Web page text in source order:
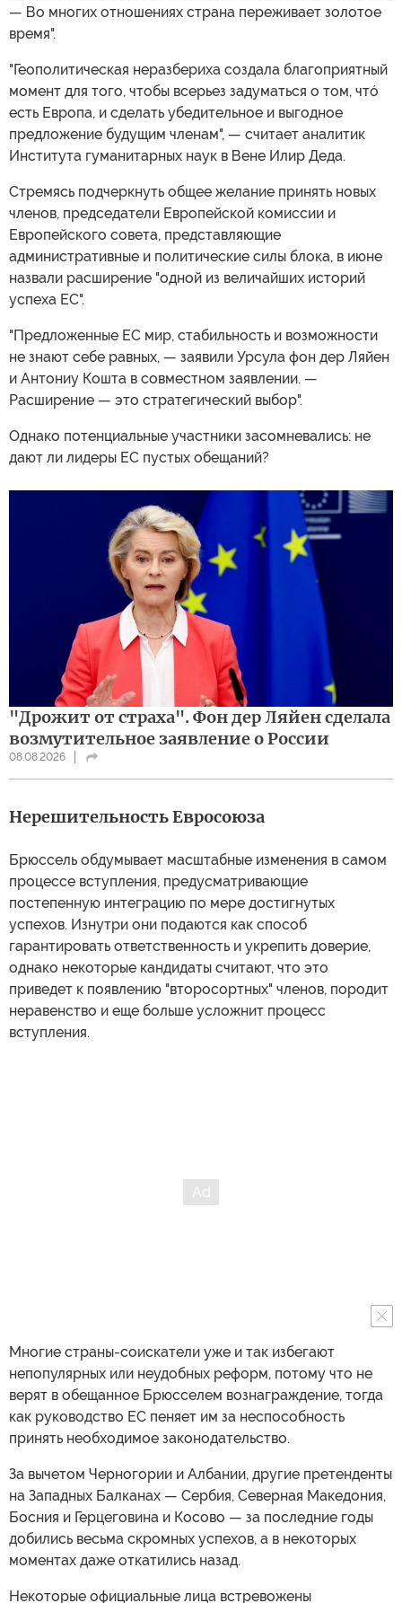
— Во многих отношениях страна переживает золотое
время".
"Геополитическая неразбериха создала благоприятный
момент для того, чтобы всерьез задуматься о том, чтó
есть Европа, и сделать убедительное и выгодное
предложение будущим членам", — считает аналитик
Института гуманитарных наук в Вене Илир Деда.
Стремясь подчеркнуть общее желание принять новых
членов, председатели Европейской комиссии и
Европейского совета, представляющие
административные и политические силы блока, в июне
назвали расширение "одной из величайших историй
успеха ЕС".
"Предложенные ЕС мир, стабильность и возможности
не знают себе равных, — заявили Урсула фон дер Ляйен
и Антониу Кошта в совместном заявлении. —
Расширение — это стратегический выбор".
Однако потенциальные участники засомневались: не
дают ли лидеры ЕС пустых обещаний?
"Дрожит от страха". Фон дер Ляйен сделала
возмутительное заявление о России
08.08.2026
Нерешительность Евросоюза
Брюссель обдумывает масштабные изменения в самом
процессе вступления, предусматривающие
постепенную интеграцию по мере достигнутых
успехов. Изнутри они подаются как способ
гарантировать ответственность и укрепить доверие,
однако некоторые кандидаты считают, что это
приведет к появлению "второсортных" членов, породит
неравенство и еще больше усложнит процесс
вступления.
Многие страны-соискатели уже и так избегают
непопулярных или неудобных реформ, потому что не
верят в обещанное Брюсселем вознаграждение, тогда
как руководство ЕС пеняет им за неспособность
принять необходимое законодательство.
За вычетом Черногории и Албании, другие претенденты
на Западных Балканах — Сербия, Северная Македония,
Босния и Герцеговина и Косово — за последние годы
добились весьма скромных успехов, а в некоторых
моментах даже откатились назад.
Некоторые официальные лица встревожены